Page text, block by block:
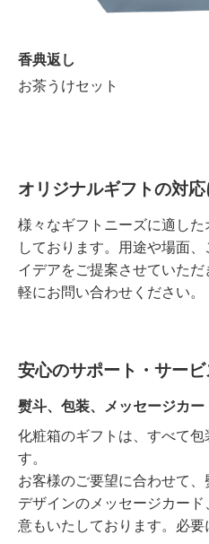
香典返し
お茶うけセット
オリジナルギフトの対
様々なギフトニーズに適し
しております。用途や場面
イデアをご提案させていた
軽にお問い合わせください。
安心のサポート・サービ
熨斗、包装、メッセージカ
化粧箱のギフトは、すべて包
す。
お客様のご要望に合わせて
デザインのメッセージカー
意もいたしております。必要